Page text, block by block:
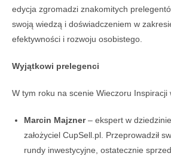
edycja zgromadzi znakomitych
swoją wiedzą i doświadczeniem w
efektywności i rozwoju osobistego.
Wyjątkowi prelegenci
W tym roku na scenie Wieczoru Inspiracji
Marcin Majzner– ekspert w
założyciel CupSell.pl. Przeprowadził
rundy inwestycyjne, ostatecznie